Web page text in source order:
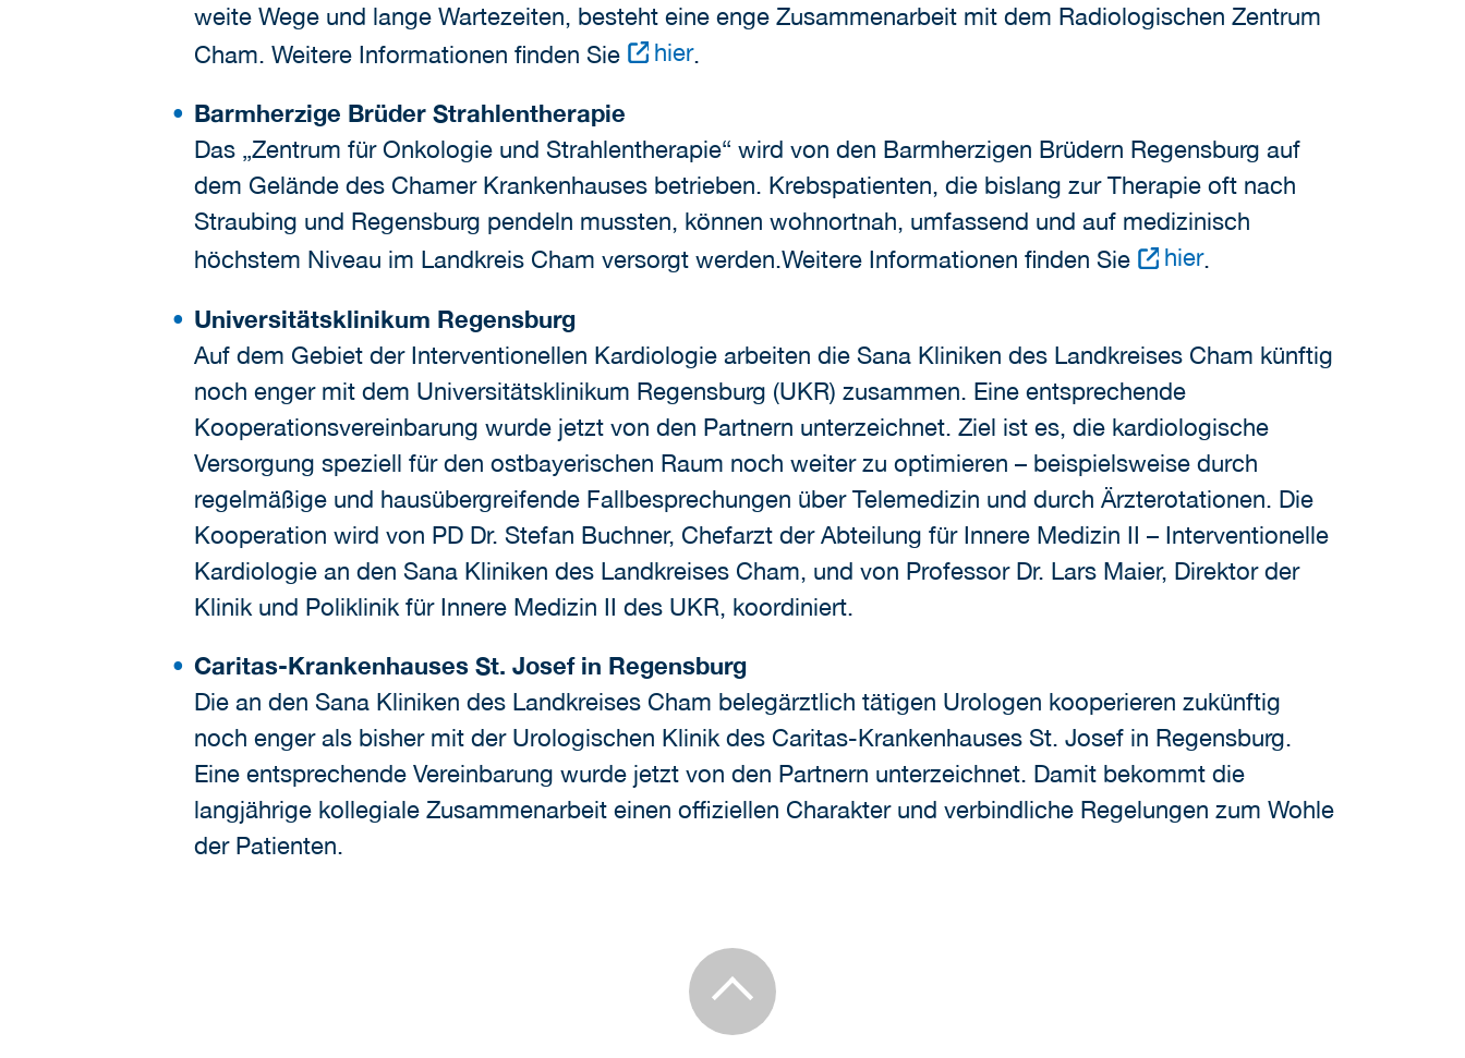
weite Wege und lange Wartezeiten, besteht eine enge Zusammenarbeit mit dem Radiologischen Zentrum
Cham. Weitere Informationen finden Sie
hier.
Barmherzige Brüder Strahlentherapie
Das „Zentrum für Onkologie und Strahlentherapie“ wird von den Barmherzigen Brüdern Regensburg auf
dem Gelände des Chamer Krankenhauses betrieben. Krebspatienten, die bislang zur Therapie oft nach
Straubing und Regensburg pendeln mussten, können wohnortnah, umfassend und auf medizinisch
höchstem Niveau im Landkreis Cham versorgt werden.Weitere Informationen finden Sie
hier.
Universitätsklinikum Regensburg
Auf dem Gebiet der Interventionellen Kardiologie arbeiten die Sana Kliniken des Landkreises Cham künftig
noch enger mit dem Universitätsklinikum Regensburg (UKR) zusammen. Eine entsprechende
Kooperationsvereinbarung wurde jetzt von den Partnern unterzeichnet. Ziel ist es, die kardiologische
Versorgung speziell für den ostbayerischen Raum noch weiter zu optimieren – beispielsweise durch
regelmäßige und hausübergreifende Fallbesprechungen über Telemedizin und durch Ärzterotationen. Die
Kooperation wird von PD Dr. Stefan Buchner, Chefarzt der Abteilung für Innere Medizin II – Interventionelle
Kardiologie an den Sana Kliniken des Landkreises Cham, und von Professor Dr. Lars Maier, Direktor der
Klinik und Poliklinik für Innere Medizin II des UKR, koordiniert.
Caritas-Krankenhauses St. Josef in Regensburg
Die an den Sana Kliniken des Landkreises Cham belegärztlich tätigen Urologen kooperieren zukünftig
noch enger als bisher mit der Urologischen Klinik des Caritas-Krankenhauses St. Josef in Regensburg.
Eine entsprechende Vereinbarung wurde jetzt von den Partnern unterzeichnet. Damit bekommt die
langjährige kollegiale Zusammenarbeit einen offiziellen Charakter und verbindliche Regelungen zum Wohle
der Patienten.